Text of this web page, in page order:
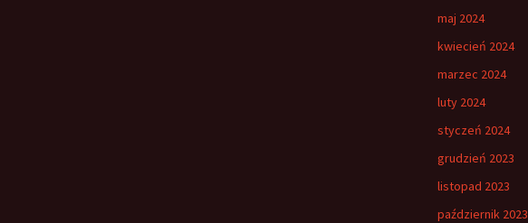
maj 2024
kwiecień 2024
marzec 2024
luty 2024
styczeń 2024
grudzień 2023
listopad 2023
październik 2023